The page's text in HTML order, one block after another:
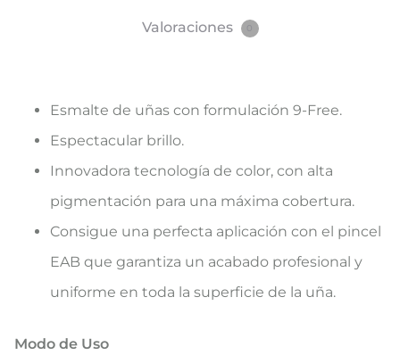
Valoraciones
Esmalte de uñas con formulación 9-Free.
Espectacular brillo.
Innovadora tecnología de color, con alta
pigmentación para una máxima cobertura.
Consigue una perfecta aplicación con el pincel
EAB que garantiza un acabado profesional y
uniforme en toda la superficie de la uña.
Modo de Uso